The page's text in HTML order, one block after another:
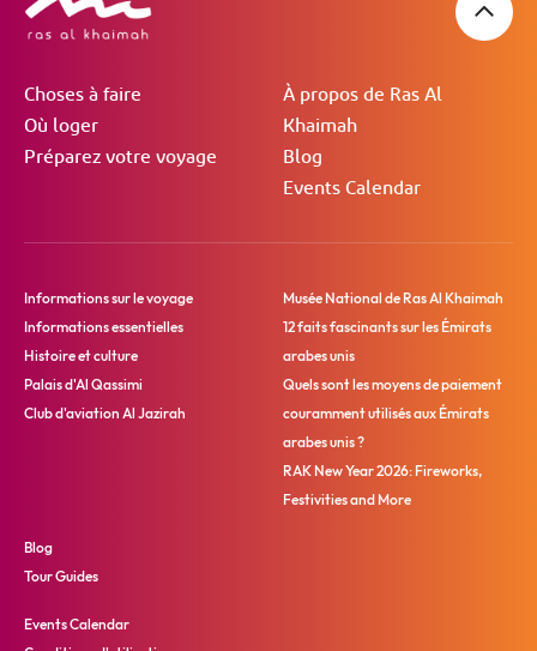
Choses à faire
Où loger
Préparez votre voyage
À propos de Ras Al
Khaimah
Blog
Events Calendar
Informations sur le voyage
Informations essentielles
Histoire et culture
Palais d'Al Qassimi
Club d'aviation Al Jazirah
Musée National de Ras Al Khaimah
12 faits fascinants sur les Émirats
arabes unis
Quels sont les moyens de paiement
couramment utilisés aux Émirats
arabes unis ?
RAK New Year 2026: Fireworks,
Festivities and More
Blog
Tour Guides
Events Calendar